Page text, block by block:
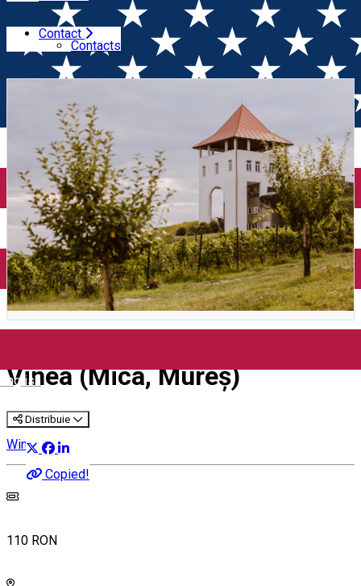
English
Contact
Contacts
Home Wine Trip
Sâmbătă la Cramă - Villa Vinea (Mica,
Vinea (Mica, Mureș)
Distribuie
Copied!
Wine Trip
110 RON